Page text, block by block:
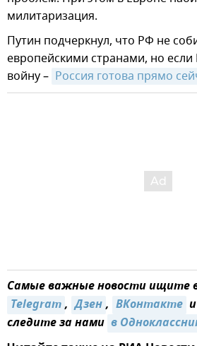
милитаризация.
Путин подчеркнул, что РФ не
европейскими странами, но
войну – Россия готова прямо
Самые важные новости ищите
Telegram, Дзен, ВКонтакте и
следите за нами в